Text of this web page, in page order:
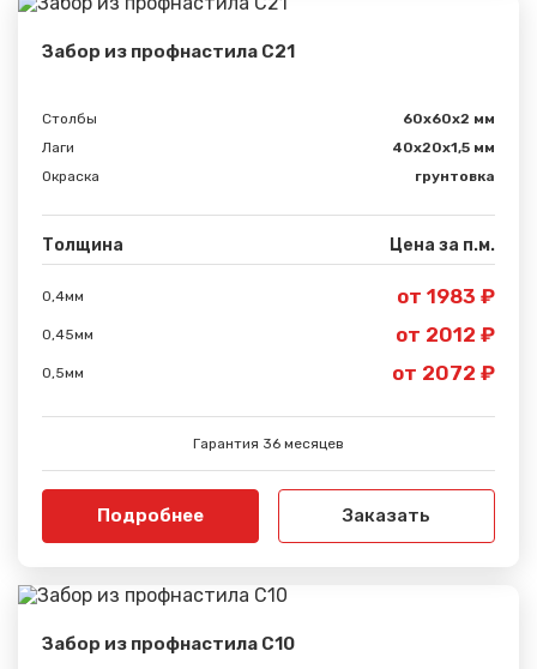
Забор из профнастила С21
Столбы
60х60х2 мм
Лаги
40х20х1,5 мм
Окраска
грунтовка
Толщина Цена за п.м.
0,4мм от 1983 ₽
0,45мм от 2012 ₽
0,5мм от 2072 ₽
Гарантия 36 месяцев
Подробнее Заказать
Забор из профнастила С10